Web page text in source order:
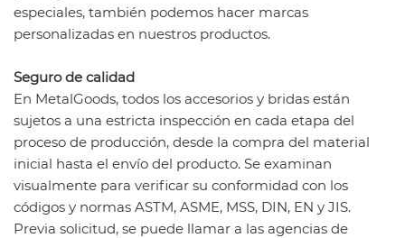
especiales, también podemos hacer marcas
personalizadas en nuestros productos.
Seguro de calidad
En MetalGoods, todos los accesorios y bridas están
sujetos a una estricta inspección en cada etapa del
proceso de producción, desde la compra del material
inicial hasta el envío del producto. Se examinan
visualmente para verificar su conformidad con los
códigos y normas ASTM, ASME, MSS, DIN, EN y JIS.
Previa solicitud, se puede llamar a las agencias de